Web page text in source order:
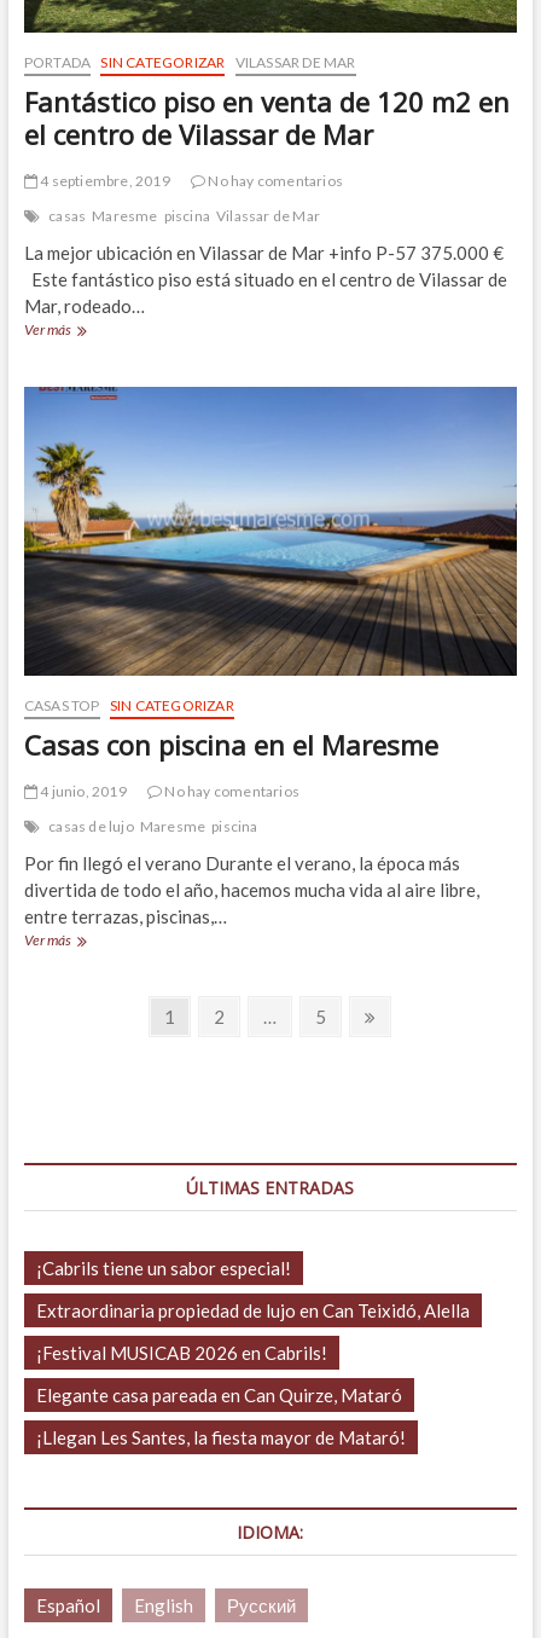
PORTADA SIN CATEGORIZAR VILASSAR DE MAR
Fantástico piso en venta de 120 m2 en
el centro de Vilassar de Mar
4 septiembre, 2019
No hay comentarios
casas Maresme piscina Vilassar de Mar
La mejor ubicación en Vilassar de Mar +info P-57 375.000 €
Este fantástico piso está situado en el centro de Vilassar de
Mar, rodeado…
Ver másFantástico
venta
m2
en
el
centro
de
Vilassar
de
Mar
CASAS TOP SIN CATEGORIZAR
Casas con piscina en el Maresme
4 junio, 2019
No hay comentarios
casas de lujo Maresme piscina
Por fin llegó el verano Durante el verano, la época más
divertida de todo el año, hacemos mucha vida al aire libre,
entre terrazas, piscinas,…
Ver másCasas
NavegaciónPágina
1 Página
2 … Página
5
ÚLTIMAS ENTRADAS
¡Cabrils tiene un sabor especial!
Extraordinaria propiedad de lujo en Can Teixidó, Alella
¡Festival MUSICAB 2026 en Cabrils!
Elegante casa pareada en Can Quirze, Mataró
¡Llegan Les Santes, la fiesta mayor de Mataró!
IDIOMA:
Español English Русский